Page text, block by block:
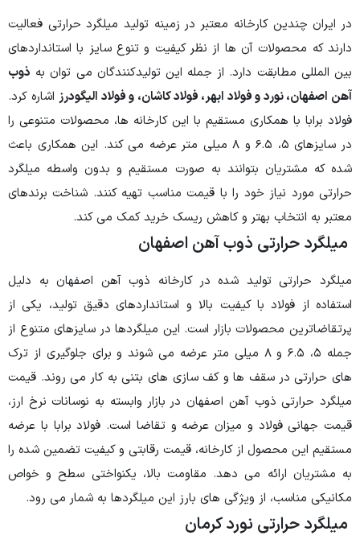
در ایران چندین کارخانه معتبر در زمینه تولید میلگرد حرارتی فعالیت
دارند که محصولات آن ها از نظر کیفیت و تنوع سایز با استانداردهای
بین المللی مطابقت دارد. از جمله این تولیدکنندگان می توان به ذوب
آهن اصفهان، نورد و فولاد ابهر، فولاد کاشان، و فولاد الیگودرزاشاره کرد.
فولاد برابا با همکاری مستقیم با این کارخانه ها، محصولات متنوعی را
در سایزهای ۵، ۶.۵ و ۸ میلی متر عرضه می کند. این همکاری باعث
شده که مشتریان بتوانند به صورت مستقیم و بدون واسطه میلگرد
حرارتی مورد نیاز خود را با قیمت مناسب تهیه کنند. شناخت برندهای
معتبر به انتخاب بهتر و کاهش ریسک خرید کمک می کند.
میلگرد حرارتی ذوب آهن اصفهان
میلگرد حرارتی تولید شده در کارخانه ذوب آهن اصفهان به دلیل
استفاده از فولاد با کیفیت بالا و استانداردهای دقیق تولید، یکی از
پرتقاضاترین محصولات بازار است. این میلگردها در سایزهای متنوع از
جمله ۵، ۶.۵ و ۸ میلی متر عرضه می شوند و برای جلوگیری از ترک
های حرارتی در سقف ها و کف سازی های بتنی به کار می روند. قیمت
میلگرد حرارتی ذوب آهن اصفهان در بازار وابسته به نوسانات نرخ ارز،
قیمت جهانی فولاد و میزان عرضه و تقاضا است. فولاد برابا با عرضه
مستقیم این محصول از کارخانه، قیمت رقابتی و کیفیت تضمین شده را
به مشتریان ارائه می دهد. مقاومت بالا، یکنواختی سطح و خواص
مکانیکی مناسب، از ویژگی های بارز این میلگردها به شمار می رود.
میلگرد حرارتی نورد کرمان